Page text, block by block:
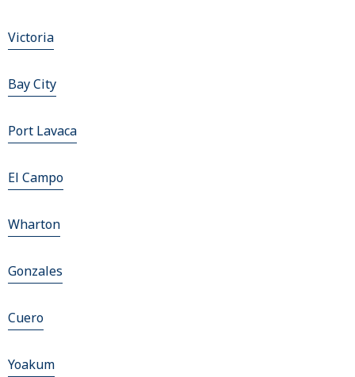
Victoria
Bay City
Port Lavaca
El Campo
Wharton
Gonzales
Cuero
Yoakum